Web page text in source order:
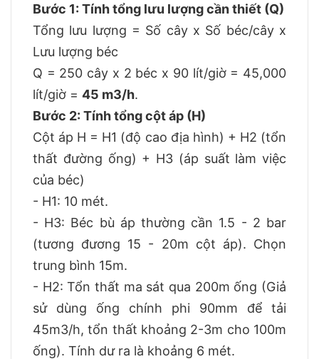
Bước 1: Tính tổng lưu lượng cần thiết (Q)
Tổng lưu lượng = Số cây x Số béc/cây x
Lưu lượng béc
Q = 250 cây x 2 béc x 90 lít/giờ = 45,000
lít/giờ = 45 m3/h.
Bước 2: Tính tổng cột áp (H)
Cột áp H = H1 (độ cao địa hình) + H2 (tổn
thất đường ống) + H3 (áp suất làm việc
của béc)
- H1: 10 mét.
- H3: Béc bù áp thường cần 1.5 - 2 bar
(tương đương 15 - 20m cột áp). Chọn
trung bình 15m.
- H2: Tổn thất ma sát qua 200m ống (Giả
sử dùng ống chính phi 90mm để tải
45m3/h, tổn thất khoảng 2-3m cho 100m
ống). Tính dư ra là khoảng 6 mét.